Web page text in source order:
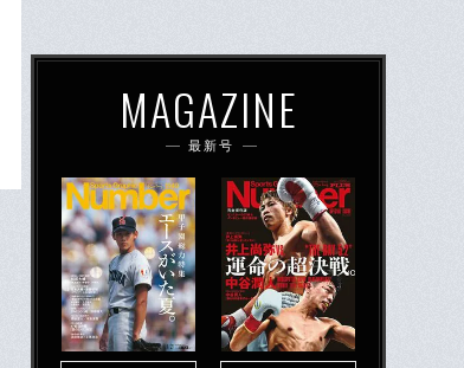
MAGAZINE
最新号